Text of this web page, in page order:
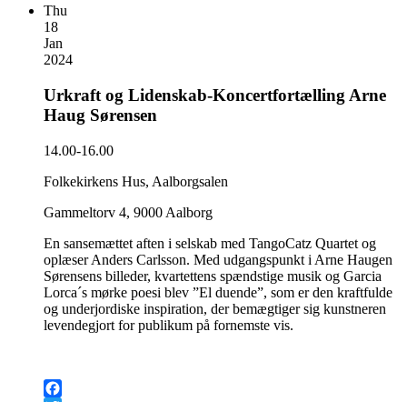
Thu
18
Jan
2024
Urkraft og Lidenskab-Koncertfortælling Arne
Haug Sørensen
14.00-16.00
Folkekirkens Hus, Aalborgsalen
Gammeltorv 4, 9000 Aalborg
En sansemættet aften i selskab med TangoCatz Quartet og
oplæser Anders Carlsson. Med udgangspunkt i Arne Haugen
Sørensens billeder, kvartettens spændstige musik og Garcia
Lorca´s mørke poesi blev ”El duende”, som er den kraftfulde
og underjordiske inspiration, der bemægtiger sig kunstneren
levendegjort for publikum på fornemste vis.